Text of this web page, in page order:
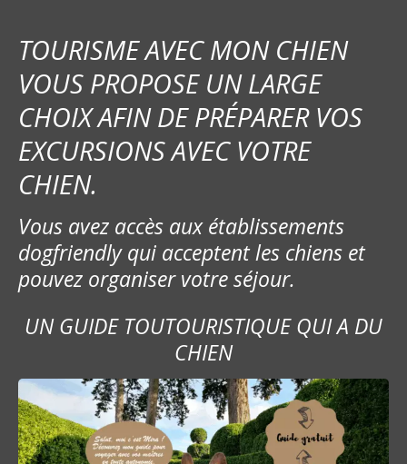
TOURISME AVEC MON CHIEN
VOUS PROPOSE UN LARGE
CHOIX AFIN DE PRÉPARER VOS
EXCURSIONS AVEC VOTRE
CHIEN.
Vous avez accès aux établissements
dogfriendly qui acceptent les chiens et
pouvez organiser votre séjour.
UN GUIDE TOUTOURISTIQUE QUI A DU
CHIEN